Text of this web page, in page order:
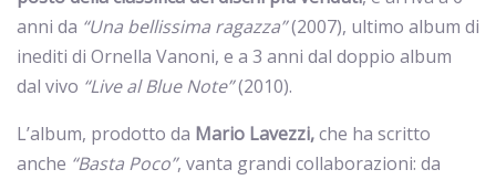
anni da “Una bellissima ragazza”(2007), ultimo album di
inediti di Ornella Vanoni, e a 3 anni dal doppio album
dal vivo “Live al Blue Note”(2010).
L’album, prodotto da Mario Lavezzi,che ha scritto
anche “Basta Poco”, vanta grandi collaborazioni: da